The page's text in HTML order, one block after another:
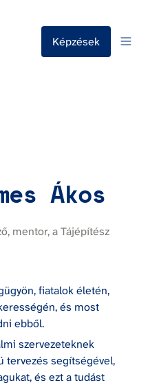
Képzések
Ákos
mentor, a Tájépítész
fiatalok életén,
és most
ebből.
szervezeteknek
tervezés segítségével,
és ezt a tudást